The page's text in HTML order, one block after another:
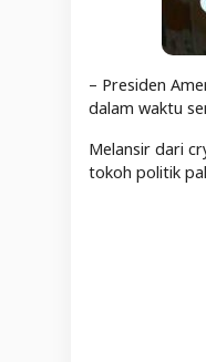
– Presiden
dalam waktu
Melansir dari
tokoh politik